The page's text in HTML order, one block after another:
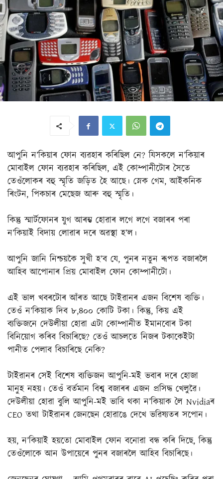
আপুনি ন’কিয়াৰ ফোন ব্যৱহাৰ কৰিছিল নে? যিসকলে ন’কিয়াৰ
মোবাইল ফোন ব্যৱহাৰ কৰিছিল, এই কোম্পানীটোৰ সৈতে
তেওঁলোকৰ বহু স্মৃতি জড়িত হৈ আছে। স্নেক গেম, আইকনিক
ৰিংটন, পিকচাৰ মেছেজ আৰু বহু স্মৃতি।
কিন্তু স্মাৰ্টফোনৰ যুগ আৰম্ভ হোৱাৰ লগে লগে বজাৰৰ পৰা
ন’কিয়াই বিদায় লোৱাৰ দৰে অৱস্থা হ’ল।
আপুনি জানি নিশ্চয়কৈ সুখী হ’ব যে, পুনৰ নতুন ৰূপত বজাৰলৈ
আহিব আপোনাৰ প্ৰিয় মোবাইল ফোন কোম্পানীটো।
এই ভাল খবৰটোৰ আঁৰত আছে টাইৱানৰ এজন বিশেষ ব্যক্তি।
তেওঁ ন’কিয়াক দিব ৮,৪০০ কোটি টকা। কিন্তু, কিয় এই
ব্যক্তিজনে দেউলীয়া হোৱা এটা কোম্পানীত ইমানবোৰ টকা
বিনিয়োগ কৰিব বিচাৰিছে? তেওঁ আচলতে নিজৰ টকাকেইটা
পানীত পেলাব বিচাৰিছে নেকি?
টাইৱানৰ সেই বিশেষ ব্যক্তিজন আপুনি-মই ভবাৰ দৰে হোজা
মানুহ নহয়। তেওঁ বৰ্তমান বিশ্ব বজাৰৰ এজন প্ৰসিদ্ধ খেলুৱৈ।
দেউলীয়া হোৱা বুলি আপুনি-মই ভাবি থকা ন’কিয়াক লৈ Nvidiaৰ
CEO তথা টাইৱানৰ জেনছেন হোৱাঙে দেখে ভৱিষ্যতৰ সপোন।
হয়, ন’কিয়াই হয়তো মোবাইল ফোন বনোৱা বন্ধ কৰি দিছে, কিন্তু
তেওঁলোকে আন উপায়েৰে পুনৰ বজাৰলৈ আহিব বিচাৰিছে।